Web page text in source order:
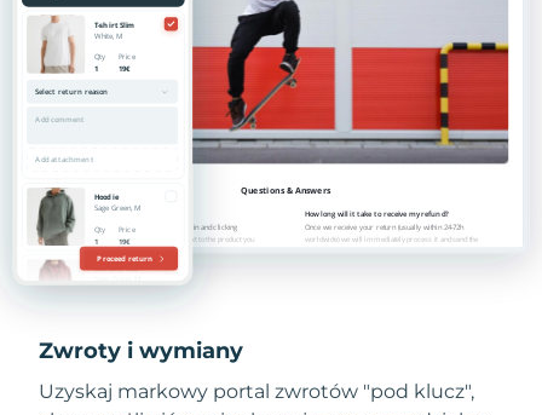
Zwroty i wymiany
Uzyskaj markowy portal zwrotów "pod klucz",